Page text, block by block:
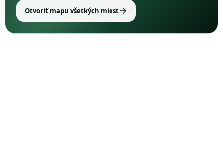
Otvoriť mapu všetkých miestarrow_forward